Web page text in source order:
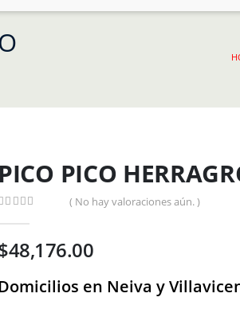
PICO PICO
( No hay valoraciones aún. )
48,176.00
en Neiva y